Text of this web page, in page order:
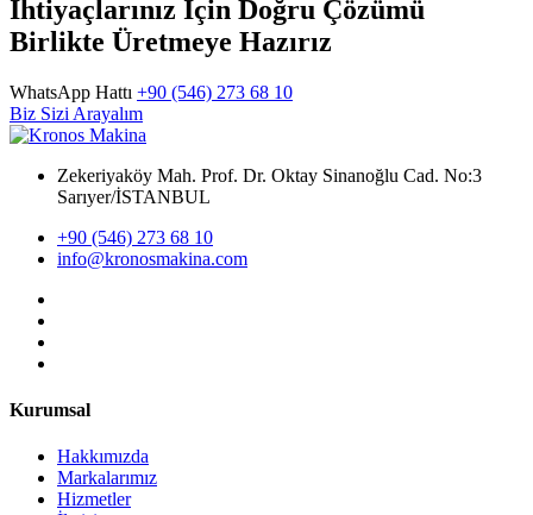
İhtiyaçlarınız İçin Doğru Çözümü
Birlikte Üretmeye Hazırız
WhatsApp Hattı +90 (546) 273 68 10
Biz Sizi Arayalım
Zekeriyaköy Mah. Prof. Dr. Oktay Sinanoğlu Cad. No:3
Sarıyer/İSTANBUL
+90 (546) 273 68 10
info@kronosmakina.com
Kurumsal
Hakkımızda
Markalarımız
Hizmetler